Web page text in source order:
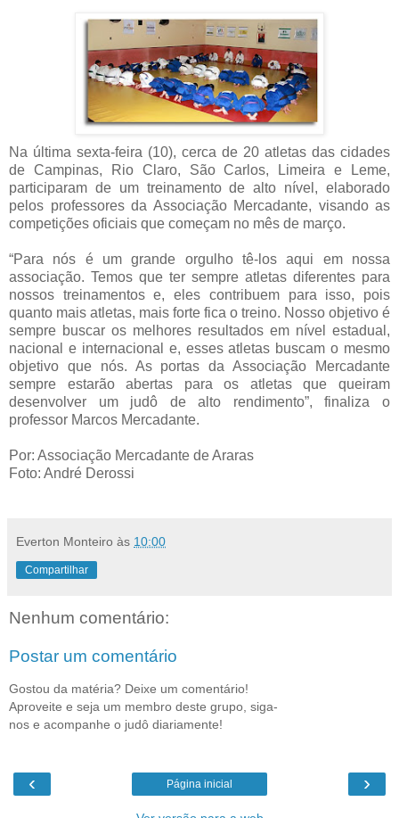
Na última sexta-feira (10), cerca de 20 atletas das cidades
de Campinas, Rio Claro, São Carlos, Limeira e Leme,
participaram de um treinamento de alto nível, elaborado
pelos professores da Associação Mercadante, visando as
competições oficiais que começam no mês de março.
“Para nós é um grande orgulho tê-los aqui em nossa
associação. Temos que ter sempre atletas diferentes para
nossos treinamentos e, eles contribuem para isso, pois
quanto mais atletas, mais forte fica o treino. Nosso objetivo é
sempre buscar os melhores resultados em nível estadual,
nacional e internacional e, esses atletas buscam o mesmo
objetivo que nós. As portas da Associação Mercadante
sempre estarão abertas para os atletas que queiram
desenvolver um judô de alto rendimento”, finaliza o
professor Marcos Mercadante.
Por: Associação Mercadante de Araras
Foto: André Derossi
Everton Monteiro às 10:00
Compartilhar
Nenhum comentário:
Postar um comentário
Gostou da matéria? Deixe um comentário!
Aproveite e seja um membro deste grupo, siga-
nos e acompanhe o judô diariamente!
‹ ›
Página inicial